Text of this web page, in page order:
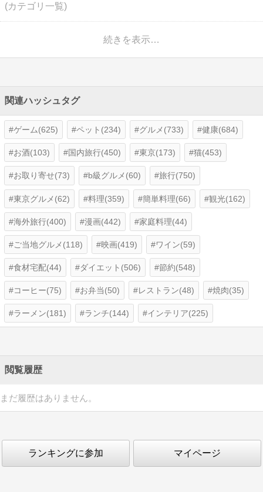
(カテゴリ一覧)
続きを表示…
関連ハッシュタグ
ゲーム(625) ペット(234) グルメ(733) 健康(684)
お酒(103) 国内旅行(450) 東京(173) 猫(453)
お取り寄せ(73) b級グルメ(60) 旅行(750)
東京グルメ(62) 料理(359) 簡単料理(66) 観光(162)
海外旅行(400) 漫画(442) 家庭料理(44)
ご当地グルメ(118) 映画(419) ワイン(59)
食材宅配(44) ダイエット(506) 節約(548)
コーヒー(75) お弁当(50) レストラン(48) 焼肉(35)
ラーメン(181) ランチ(144) インテリア(225)
閲覧履歴
まだ履歴はありません。
ランキングに参加 マイページ